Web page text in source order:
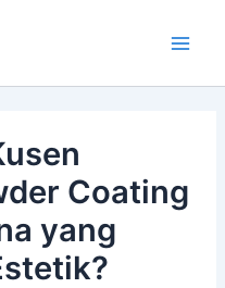
Coating
yang